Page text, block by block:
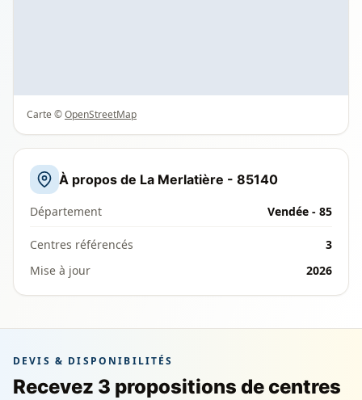
Carte ©OpenStreetMap
À propos de La Merlatière - 85140
Département Vendée - 85
Centres référencés
3
Mise à jour
2026
DEVIS & DISPONIBILITÉS
Recevez 3 propositions de centres